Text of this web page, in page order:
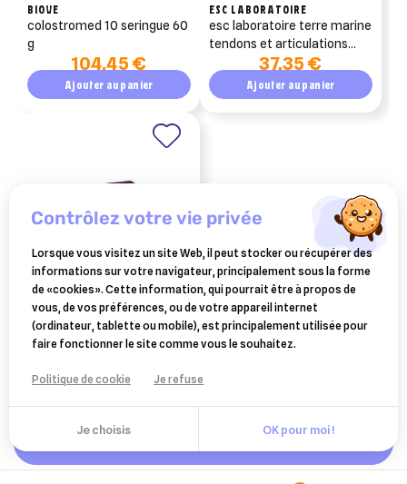
BIOVE
colostromed 10 seringue 60
g
104,45 €
Ajouter au panier
ESC LABORATOIRE
esc laboratoire terre marine
tendons et articulations
37,35 €
Ajouter au panier
CEVA SANTE ANIMALE
vectra 3d pipettes chien 25
à 40 kg 12 pipettes
96,70 €
contrôlez votre vie privée
Lorsque vous visitez un site Web, il peut stocker ou récupérer des
informations sur votre navigateur, principalement sous la forme
de «cookies». Cette information, qui pourrait être à propos de
vous, de vos préférences, ou de votre appareil internet
(ordinateur, tablette ou mobile), est principalement utilisée pour
faire fonctionner le site comme vous le souhaitez.
Politique de cookie Je refuse
Je choisis OK pour moi !